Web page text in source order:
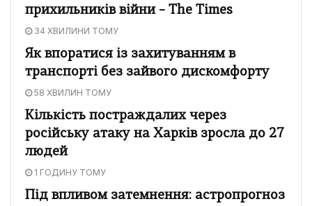
прихильників війни – The Times
34 ХВИЛИНИ ТОМУ
Як впоратися із захитуванням в
транспорті без зайвого дискомфорту
58 ХВИЛИН ТОМУ
Кількість постраждалих через
російську атаку на Харків зросла до 27
людей
1 ГОДИНУ ТОМУ
Під впливом затемнення: астропрогноз